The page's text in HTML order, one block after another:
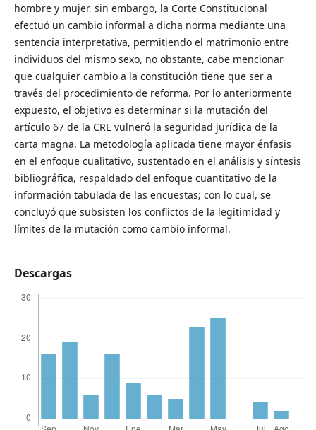
hombre y mujer, sin embargo, la Corte Constitucional
efectuó un cambio informal a dicha norma mediante una
sentencia interpretativa, permitiendo el matrimonio entre
individuos del mismo sexo, no obstante, cabe mencionar
que cualquier cambio a la constitución tiene que ser a
través del procedimiento de reforma. Por lo anteriormente
expuesto, el objetivo es determinar si la mutación del
artículo 67 de la CRE vulneró la seguridad jurídica de la
carta magna. La metodología aplicada tiene mayor énfasis
en el enfoque cualitativo, sustentado en el análisis y síntesis
bibliográfica, respaldado del enfoque cuantitativo de la
información tabulada de las encuestas; con lo cual, se
concluyó que subsisten los conflictos de la legitimidad y
límites de la mutación como cambio informal.
Descargas